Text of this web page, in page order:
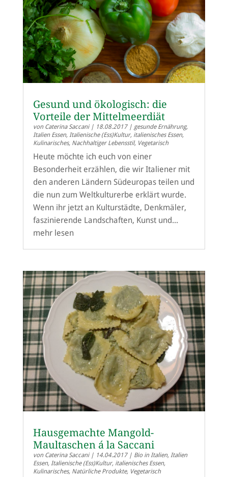
Gesund und ökologisch: die
Vorteile der Mittelmeerdiät
von Caterina Saccani| 18.08.2017| gesunde Ernährung,
Italien Essen, Italienische (Ess)Kultur, italienisches Essen,
Kulinarisches, Nachhaltiger Lebensstil, Vegetarisch
Heute möchte ich euch von einer
Besonderheit erzählen, die wir Italiener mit
den anderen Ländern Südeuropas teilen und
die nun zum Weltkulturerbe erklärt wurde.
Wenn ihr jetzt an Kulturstädte, Denkmäler,
faszinierende Landschaften, Kunst und...
mehr lesen
Hausgemachte Mangold-
Maultaschen á la Saccani
von Caterina Saccani| 14.04.2017| Bio in Italien, Italien
Essen, Italienische (Ess)Kultur, italienisches Essen,
Kulinarisches, Natürliche Produkte, Vegetarisch